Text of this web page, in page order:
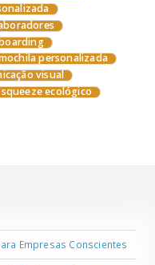
personalizada
visual
squeeze ecológico
Empresas Conscientes